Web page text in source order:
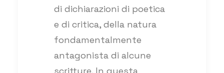
di dichiarazioni di poetica
e di critica, della natura
fondamentalmente
antagonista di alcune